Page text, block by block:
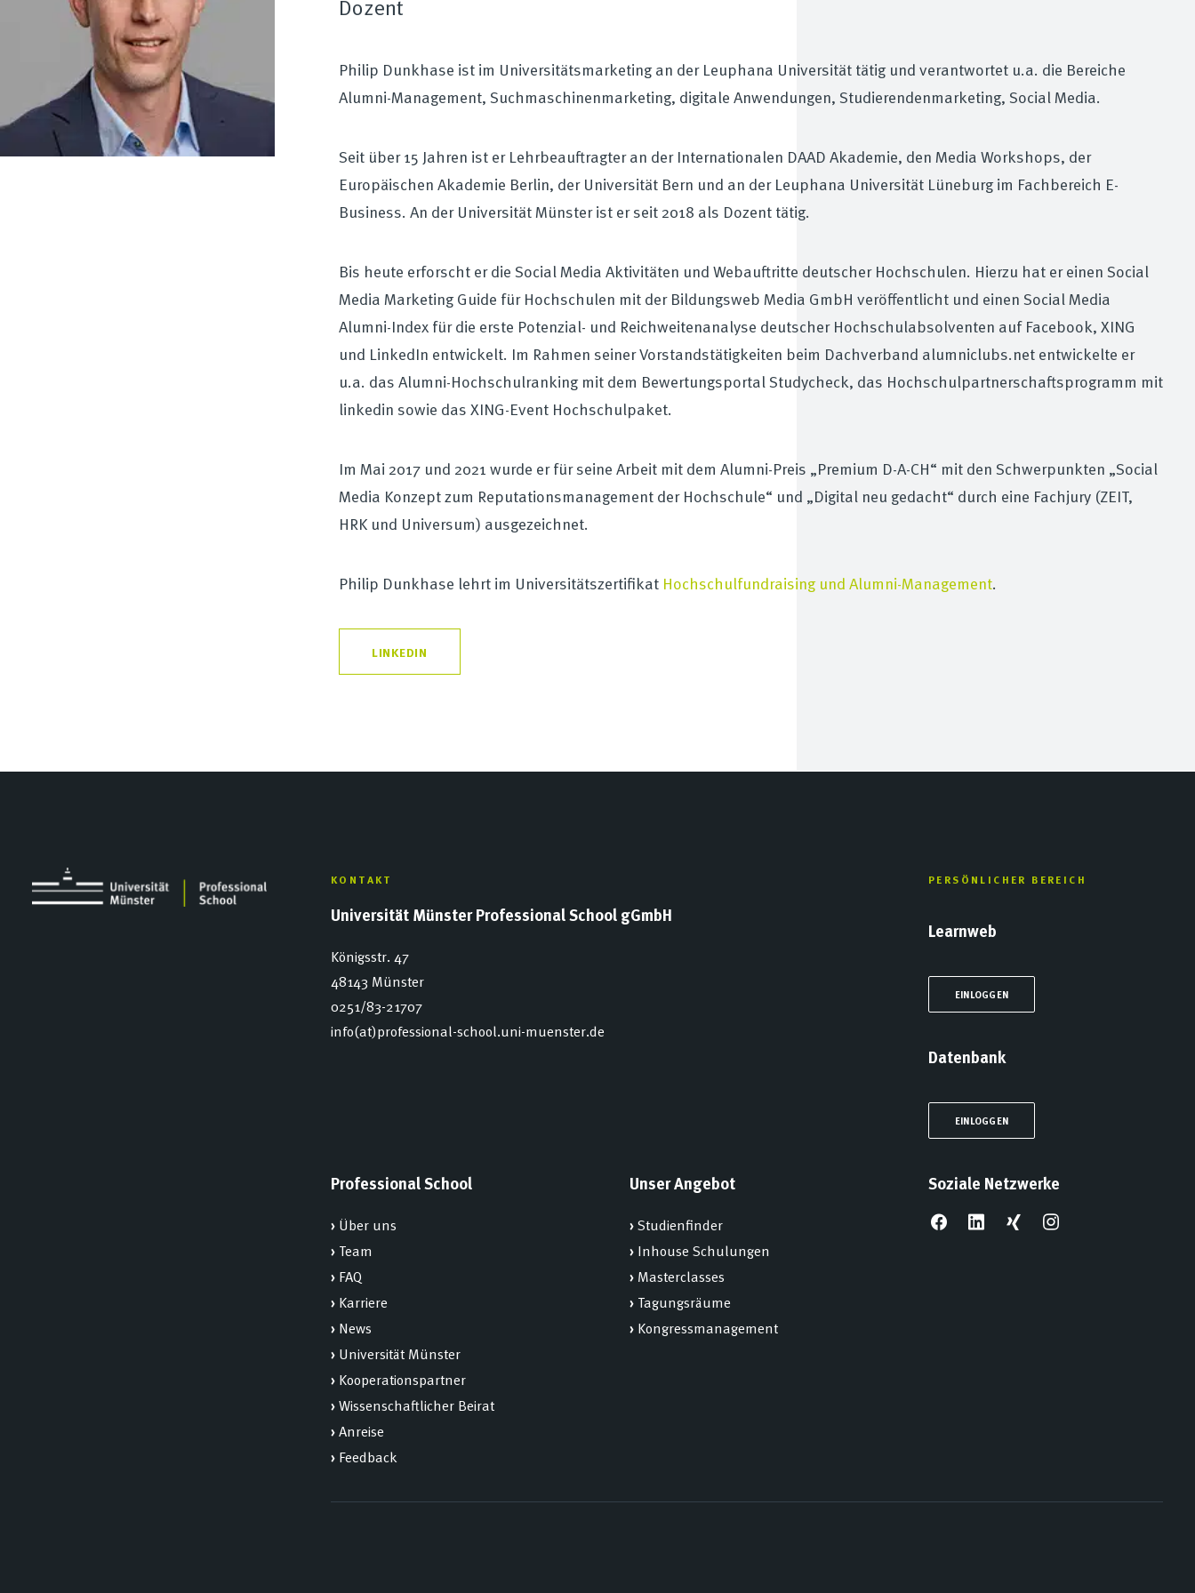
Dozent
Philip Dunkhase ist im Universitätsmarketing an der Leuphana Universität tätig und verantwortet u.a. die Bereiche
Alumni-Management, Suchmaschinenmarketing, digitale Anwendungen, Studierendenmarketing, Social Media.
Seit über 15 Jahren ist er Lehrbeauftragter an der Internationalen DAAD Akademie, den Media Workshops, der
Europäischen Akademie Berlin, der Universität Bern und an der Leuphana Universität Lüneburg im Fachbereich E-
Business. An der Universität Münster ist er seit 2018 als Dozent tätig.
Bis heute erforscht er die Social Media Aktivitäten und Webauftritte deutscher Hochschulen. Hierzu hat er einen Social
Media Marketing Guide für Hochschulen mit der Bildungsweb Media GmbH veröffentlicht und einen Social Media
Alumni-Index für die erste Potenzial- und Reichweitenanalyse deutscher Hochschulabsolventen auf Facebook, XING
und LinkedIn entwickelt. Im Rahmen seiner Vorstandstätigkeiten beim Dachverband alumniclubs.net entwickelte er
u.a. das Alumni-Hochschulranking mit dem Bewertungsportal Studycheck, das Hochschulpartnerschaftsprogramm mit
linkedin sowie das XING-Event Hochschulpaket.
Im Mai 2017 und 2021 wurde er für seine Arbeit mit dem Alumni-Preis „Premium D-A-CH“ mit den Schwerpunkten „Social
Media Konzept zum Reputationsmanagement der Hochschule“ und „Digital neu gedacht“ durch eine Fachjury (ZEIT,
HRK und Universum) ausgezeichnet.
Philip Dunkhase lehrt im Universitätszertifikat Hochschulfundraising und Alumni-Management.
LINKEDIN
KONTAKT
Universität Münster Professional School gGmbH
Königsstr. 47
48143 Münster
0251/83-21707
info(at)professional-school.uni-muenster.de
PERSÖNLICHER BEREICH
Learnweb
EINLOGGEN
Datenbank
EINLOGGEN
Professional School
› Über uns
› Team
› FAQ
› Karriere
› News
› Universität Münster
› Kooperationspartner
›Wissenschaftlicher Beirat
›Anreise
› Feedback
Unser Angebot
›Studienfinder
› Inhouse Schulungen
› Masterclasses
› Tagungsräume
› Kongressmanagement
Soziale Netzwerke